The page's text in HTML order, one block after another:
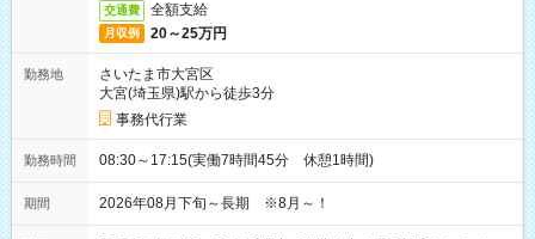
交通費 全額支給
月収例 20～25万円
勤務地
さいたま市大宮区
大宮(埼玉県)駅から徒歩3分
事務代行業
勤務時間 08:30～17:15(実働7時間45分 休憩1時間)
期間 2026年08月下旬～長期 ※8月～！